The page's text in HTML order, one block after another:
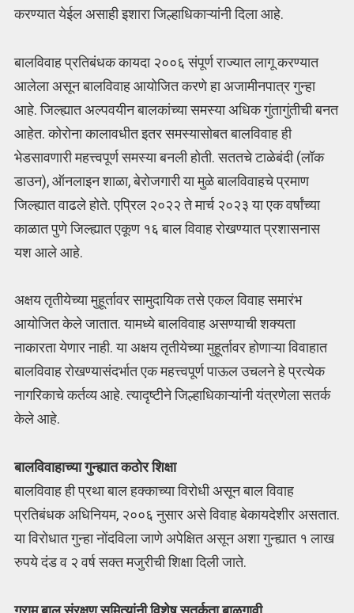
करण्यात येईल असाही इशारा जिल्हाधिकाऱ्यांनी दिला आहे.
बालविवाह प्रतिबंधक कायदा २००६ संपूर्ण राज्यात लागू करण्यात
आलेला असून बालविवाह आयोजित करणे हा अजामीनपात्र गुन्हा
आहे. जिल्ह्यात अल्पवयीन बालकांच्या समस्या अधिक गुंतागुंतीची बनत
आहेत. कोरोना कालावधीत इतर समस्यासोबत बालविवाह ही
भेडसावणारी महत्त्वपूर्ण समस्या बनली होती. सततचे टाळेबंदी (लॉक
डाउन), ऑनलाइन शाळा, बेरोजगारी या मुळे बालविवाहचे प्रमाण
जिल्ह्यात वाढले होते. एप्रिल २०२२ ते मार्च २०२३ या एक वर्षांच्या
काळात पुणे जिल्ह्यात एकूण १६ बाल विवाह रोखण्यात प्रशासनास
यश आले आहे.
अक्षय तृतीयेच्या मुहूर्तावर सामुदायिक तसे एकल विवाह समारंभ
आयोजित केले जातात. यामध्ये बालविवाह असण्याची शक्यता
नाकारता येणार नाही. या अक्षय तृतीयेच्या मुहूर्तावर होणाऱ्या विवाहात
बालविवाह रोखण्यासंदर्भात एक महत्त्वपूर्ण पाऊल उचलने हे प्रत्येक
नागरिकाचे कर्तव्य आहे. त्यादृष्टीने जिल्हाधिकाऱ्यांनी यंत्रणेला सतर्क
केले आहे.
बालविवाहाच्या गुन्ह्यात कठोर शिक्षा
बालविवाह ही प्रथा बाल हक्काच्या विरोधी असून बाल विवाह
प्रतिबंधक अधिनियम, २००६ नुसार असे विवाह बेकायदेशीर असतात.
या विरोधात गुन्हा नोंदविला जाणे अपेक्षित असून अशा गुन्ह्यात १ लाख
रुपये दंड व २ वर्ष सक्त मजुरीची शिक्षा दिली जाते.